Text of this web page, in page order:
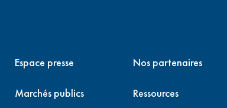
Espace presse
Marchés publics
Nos partenaires
Ressources